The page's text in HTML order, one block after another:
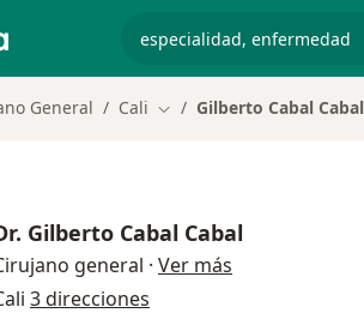
General Cali Cambiar de ciudad
Gilberto Cabal Cabal
Gilberto Cabal Cabal
general · Ver más
3 direcciones